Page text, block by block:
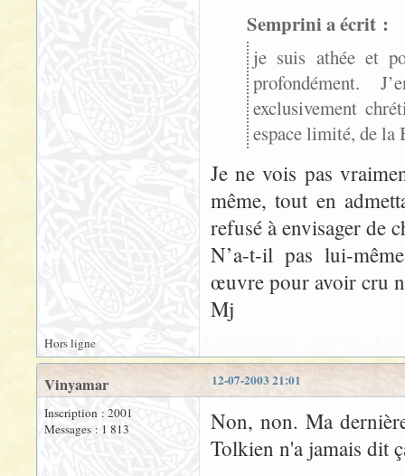
Semprini a écrit :
je suis athée et
profondément.
exclusivement
espace limité, de la
Je ne vois pas
même, tout en
refusé à envisager de
N’a-t-il pas lui-
œuvre pour avoir cru
Mj
Hors ligne
12-07-2003 21:01
Vinyamar
Inscription : 2001
Messages : 1 813
Non, non. Ma
Tolkien n'a jamais dit